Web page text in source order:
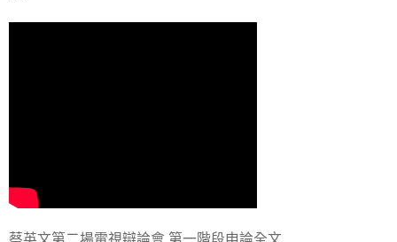
蔡英文第二場電視辯論會 第一階段申論全文